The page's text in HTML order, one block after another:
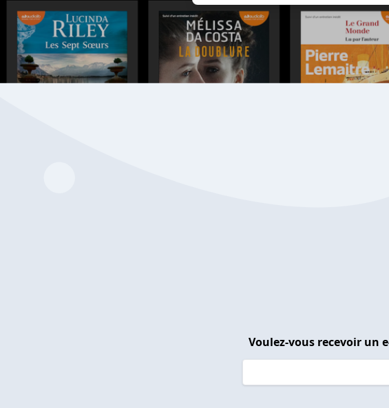
Voulez-vous recevoir un